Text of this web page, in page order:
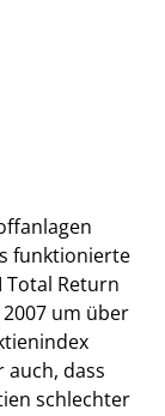
funktionierte
Total Return
um über
auch, dass
schlechter